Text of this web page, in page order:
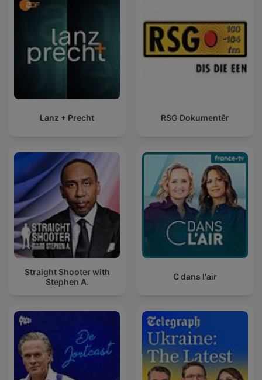
Lanz + Precht RSG Dokumentêr
Straight Shooter with
Stephen A.
C dans l'air